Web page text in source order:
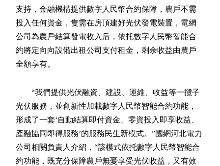
支持，金融機構提供數字人民幣合約保障，農戶不需
投入任何資金，隻需在房頂建好光伏發電裝置，電網
公司為農戶結算發電收入后，依托數字人民幣智能合
約將定向向設備出租公司支付租金，剩余收益由農戶
全額享有。
“我們提供光伏融資、建設、運維、收益等一攬子
光伏服務，並創新性加載數字人民幣智能合約功能，
形成了一套‘自動結算即付資金、零資投入即享收益、
產融協同即得服務’的服務民生新模式。”國網河北電力
公司相關負責人介紹，“該模式依托數字人民幣智能合
約功能，既充分保障農戶無憂享受光伏收益，又有效